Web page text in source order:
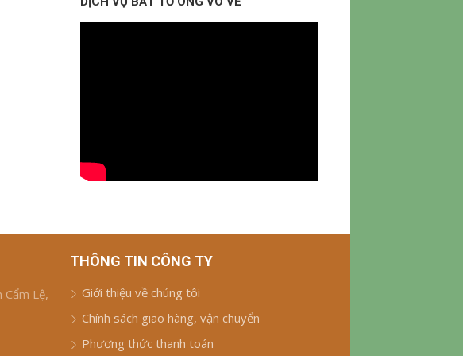
Cẩm Lệ,
THÔNG TIN CÔNG TY
Giới thiệu về chúng tôi
Chính sách giao hàng, vận chuyển
Phương thức thanh toán